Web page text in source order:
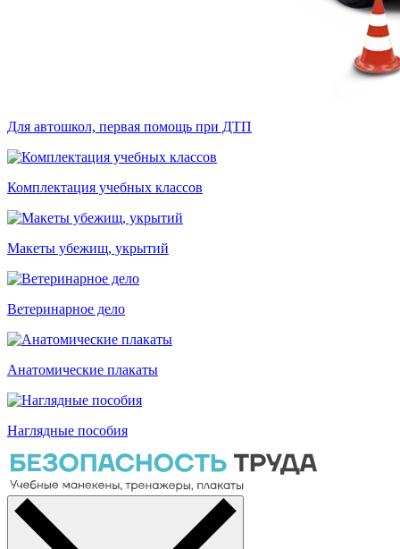
Для автошкол, первая помощь при ДТП
Комплектация учебных классов
Макеты убежищ, укрытий
Ветеринарное дело
Анатомические плакаты
Наглядные пособия